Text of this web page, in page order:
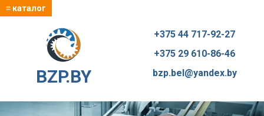
≡ каталог
BZP.BY
+375 44 717-92-27
+375 29 610-86-46
bzp.bel@yandex.by